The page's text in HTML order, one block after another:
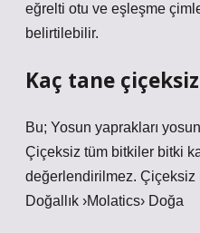
eğrelti otu ve eşleşme
belirtilebilir.
Kaç tane
Bu; Yosun yaprakları
Çiçeksiz tüm bitkiler bitki
değerlendirilmez.
Doğallık ›Molatics› Doğa